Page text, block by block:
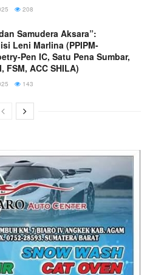
208
Samudera Aksara”:
Leni Marlina (PPIPM-
Pen IC, Satu Pena Sumbar,
FSM, ACC SHILA)
143